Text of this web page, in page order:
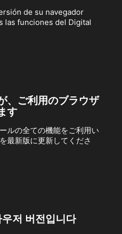
de su navegador
las funciones del Digital
、ご利用のブラウザ
す
ルの全ての機能をご利用い
最新版に更新してくださ
저 버전입니다